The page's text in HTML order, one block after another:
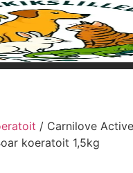
/ Carnilove
koeratoit 1,5kg